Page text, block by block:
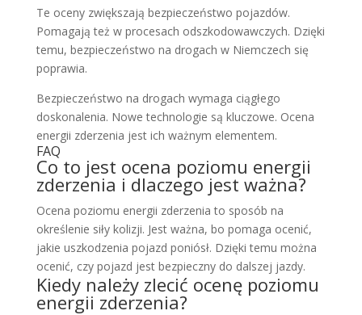
Te oceny zwiększają bezpieczeństwo pojazdów.
Pomagają też w procesach odszkodowawczych. Dzięki
temu, bezpieczeństwo na drogach w Niemczech się
poprawia.
Bezpieczeństwo na drogach wymaga ciągłego
doskonalenia. Nowe technologie są kluczowe. Ocena
energii zderzenia jest ich ważnym elementem.
FAQ
Co to jest ocena poziomu energii
zderzenia i dlaczego jest ważna?
Ocena poziomu energii zderzenia to sposób na
określenie siły kolizji. Jest ważna, bo pomaga ocenić,
jakie uszkodzenia pojazd poniósł. Dzięki temu można
ocenić, czy pojazd jest bezpieczny do dalszej jazdy.
Kiedy należy zlecić ocenę poziomu
energii zderzenia?